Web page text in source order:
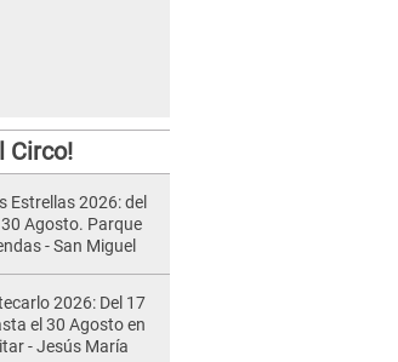
Circo!
Estrellas 2026: del
Agosto. Parque
- San Miguel
2026: Del 17
el 30 Agosto en
- Jesús María